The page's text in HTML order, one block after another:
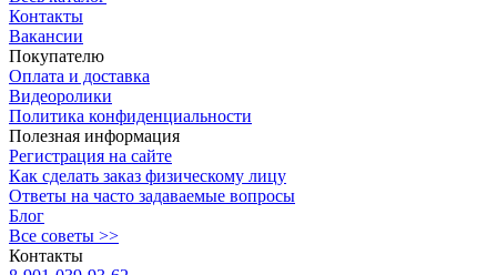
Контакты
Вакансии
Покупателю
Оплата и доставка
Видеоролики
Политика конфиденциальности
Полезная информация
Регистрация на сайте
Как сделать заказ физическому лицу
Ответы на часто задаваемые вопросы
Блог
Все советы >>
Контакты